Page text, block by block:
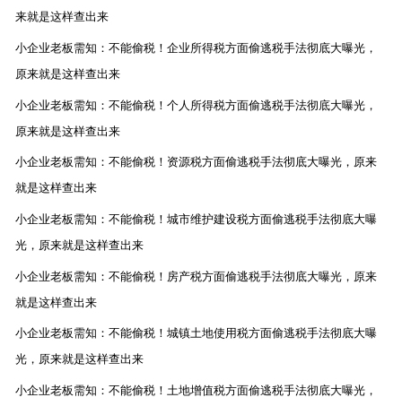
来就是这样查出来
小企业老板需知：不能偷税！企业所得税方面偷逃税手法彻底大曝光，
原来就是这样查出来
小企业老板需知：不能偷税！个人所得税方面偷逃税手法彻底大曝光，
原来就是这样查出来
小企业老板需知：不能偷税！资源税方面偷逃税手法彻底大曝光，原来
就是这样查出来
小企业老板需知：不能偷税！城市维护建设税方面偷逃税手法彻底大曝
光，原来就是这样查出来
小企业老板需知：不能偷税！房产税方面偷逃税手法彻底大曝光，原来
就是这样查出来
小企业老板需知：不能偷税！城镇土地使用税方面偷逃税手法彻底大曝
光，原来就是这样查出来
小企业老板需知：不能偷税！土地增值税方面偷逃税手法彻底大曝光，